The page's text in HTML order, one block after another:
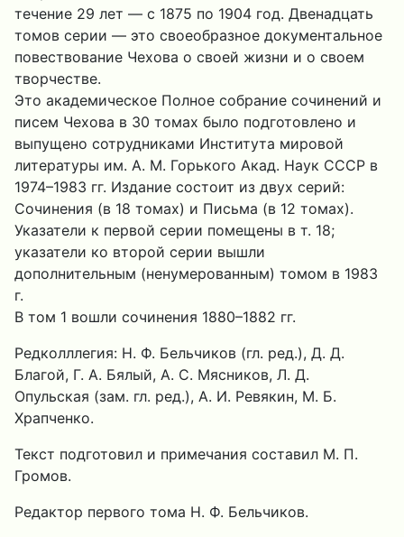
течение 29 лет — с 1875 по 1904 год. Двенадцать
томов серии — это своеобразное документальное
повествование Чехова о своей жизни и о своем
творчестве.
Это академическое Полное собрание сочинений и
писем Чехова в 30 томах было подготовлено и
выпущено сотрудниками Института мировой
литературы им. А. М. Горького Акад. Наук СССР в
1974–1983 гг. Издание состоит из двух серий:
Сочинения (в 18 томах) и Письма (в 12 томах).
Указатели к первой серии помещены в т. 18;
указатели ко второй серии вышли
дополнительным (ненумерованным) томом в 1983
г.
В том 1 вошли сочинения 1880–1882 гг.
Редколллегия: Н. Ф. Бельчиков (гл. ред.), Д. Д.
Благой, Г. А. Бялый, А. С. Мясников, Л. Д.
Опульская (зам. гл. ред.), А. И. Ревякин, М. Б.
Храпченко.
Текст подготовил и примечания составил М. П.
Громов.
Редактор первого тома Н. Ф. Бельчиков.